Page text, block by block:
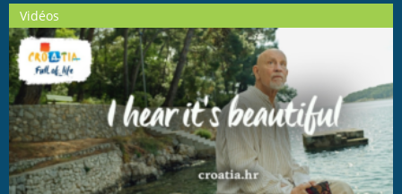
Vidéos